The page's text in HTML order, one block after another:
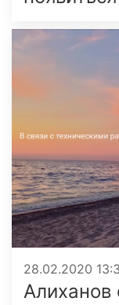
28.02.2020
Алиханов